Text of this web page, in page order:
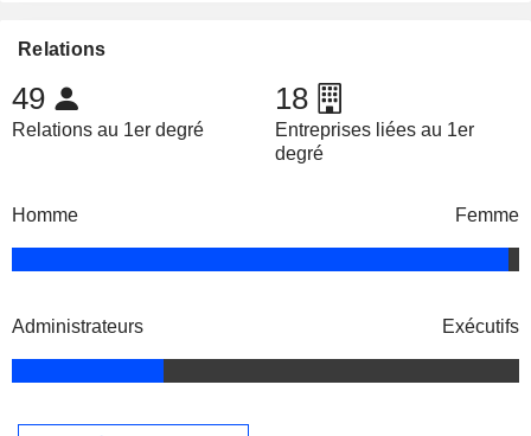
Relations
49
Relations au 1er degré
18
Entreprises liées au 1er
degré
Homme Femme
Administrateurs Exécutifs